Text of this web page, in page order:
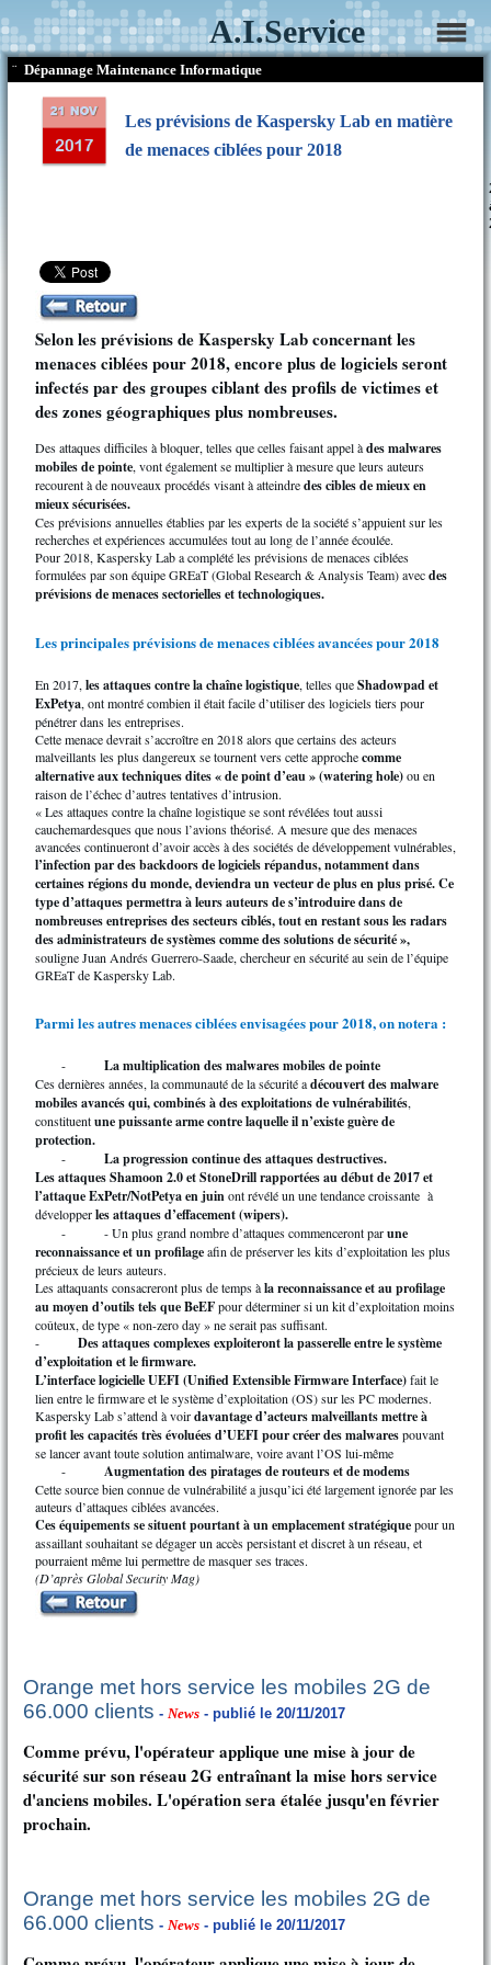
A.I.Service
¨ Dépannage Maintenance Informatique
Les prévisions de Kaspersky Lab en matière
de menaces ciblées pour 2018
Selon les prévisions de Kaspersky Lab concernant les
menaces ciblées pour 2018, encore plus de logiciels seront
infectés par des groupes ciblant des profils de victimes et
des zones géographiques plus nombreuses.
Des attaques difficiles à bloquer, telles que celles faisant appel àdes malwares
mobiles de pointe, vont également se multiplier à mesure que leurs auteurs
recourent à de nouveaux procédés visant à atteindredes cibles de mieux en
mieux sécurisées.
Ces prévisions annuelles établies par les experts de la société s’appuient sur les
recherches et expériences accumulées tout au long de l’année écoulée.
Pour 2018, Kaspersky Lab a complété les prévisions de menaces ciblées
formulées par son équipe GREaT (Global Research & Analysis Team) avecdes
prévisions de menaces sectorielles et technologiques.
Les principales prévisions de menaces ciblées avancées pour 2018
En 2017, les attaques contre la chaîne logistique, telles queShadowpad et
ExPetya, ont montré combien il était facile d’utiliser des logiciels tiers pour
pénétrer dans les entreprises.
Cette menace devrait s’accroître en 2018 alors que certains des acteurs
malveillants les plus dangereux se tournent vers cette approchecomme
alternative aux techniques dites « de point d’eau » (watering hole)ou en
raison de l’échec d’autres tentatives d’intrusion.
« Les attaques contre la chaîne logistique se sont révélées tout aussi
cauchemardesques que nous l’avions théorisé. A mesure que des menaces
avancées continueront d’avoir accès à des sociétés de développement vulnérables,
l’infection par des backdoors de logiciels répandus, notamment dans
certaines régions du monde, deviendra un vecteur de plus en plus prisé. Ce
type d’attaques permettra à leurs auteurs de s’introduire dans de
nombreuses entreprises des secteurs ciblés, tout enrestant sous les radars
des administrateurs de systèmes comme des solutions de sécurité »,
souligne Juan Andrés Guerrero-Saade, chercheur en sécurité au sein de l’équipe
GREaT de Kaspersky Lab.
Parmi les autres menaces ciblées envisagées pour 2018, on notera :
- La multiplication des malwares mobiles de pointe
Ces dernières années, la communauté de la sécurité adécouvert des malware
mobiles avancés qui, combinés à des exploitations de vulnérabilités,
constituentune puissante arme contre laquelle il n’existe guère de
protection.
- La progression continue des attaques destructives.
Les attaques Shamoon 2.0 et StoneDrill rapportées au début de 2017 et
l’attaque ExPetr/NotPetya en juinont révélé un une tendance croissante à
développerles attaques d’effacement (wipers).
- - Un plus grand nombre d’attaques commenceront parune
reconnaissance et un profilageafin de préserver les kits d’exploitation les plus
précieux de leurs auteurs.
Les attaquants consacreront plus de temps àla reconnaissance et au profilage
au moyen d’outils tels que BeEFpour déterminer si un kit d’exploitation moins
coûteux, de type « non-zero day » ne serait pas suffisant.
- Des attaques complexes exploiteront la passerelle entre le système
d’exploitation et le firmware.
L’interface logicielle UEFI (Unified Extensible Firmware Interface)fait le
lien entre le firmware et le système d’exploitation (OS) sur les PC modernes.
Kaspersky Lab s’attend à voirdavantage d’acteurs malveillants mettre à
profit les capacités très évoluées d’UEFI pour créer des malwarespouvant
se lancer avant toute solution antimalware, voire avant l’OS lui-même
- Augmentation des piratages de routeurs et de modems
Cette source bien connue de vulnérabilité a jusqu’ici été largement ignorée par les
auteurs d’attaques ciblées avancées.
Ces équipements se situent pourtant à un emplacement stratégiquepour un
assaillant souhaitant se dégager un accès persistant et discret à un réseau, et
pourraient même lui permettre de masquer ses traces.
(D’après Global Security Mag)
Orange met hors service les mobiles 2G de
66.000 clients - News - publié le 20/11/2017
Comme prévu, l'opérateur applique une mise à jour de
sécurité sur son réseau 2G entraînant la mise hors service
d'anciens mobiles. L'opération sera étalée jusqu'en février
prochain.
Orange met hors service les mobiles 2G de
66.000 clients - News - publié le 20/11/2017